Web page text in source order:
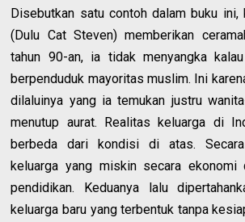
Disebutkan satu contoh dalam buku
(Dulu Cat Steven) memberikan
tahun 90-an, ia tidak menyangka
berpenduduk mayoritas muslim. Ini
dilaluinya yang ia temukan justru
menutup aurat. Realitas keluarga di
berbeda dari kondisi di atas.
keluarga yang miskin secara ekonomi
pendidikan. Keduanya lalu
keluarga baru yang terbentuk tanpa